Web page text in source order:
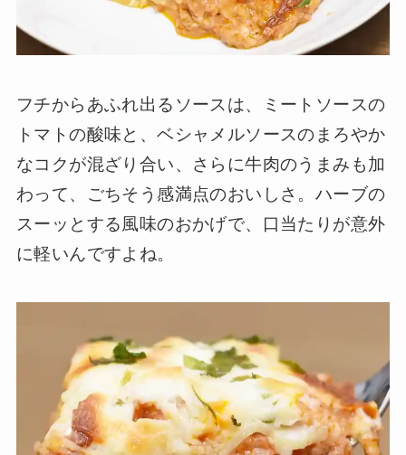
フチからあふれ出るソースは、ミートソースの
トマトの酸味と、ベシャメルソースのまろやか
なコクが混ざり合い、さらに牛肉のうまみも加
わって、ごちそう感満点のおいしさ。ハーブの
スーッとする風味のおかげで、口当たりが意外
に軽いんですよね。